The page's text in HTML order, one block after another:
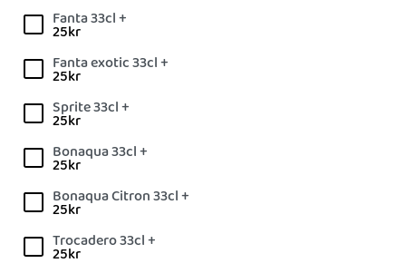
Fanta 33cl +
25kr
Fanta exotic 33cl +
25kr
Sprite 33cl +
25kr
Bonaqua 33cl +
25kr
Bonaqua Citron 33cl +
25kr
Trocadero 33cl +
25kr